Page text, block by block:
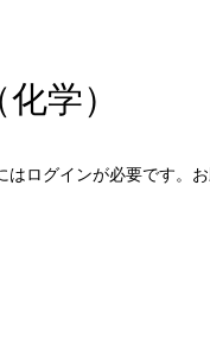
学）
はログインが必要です。